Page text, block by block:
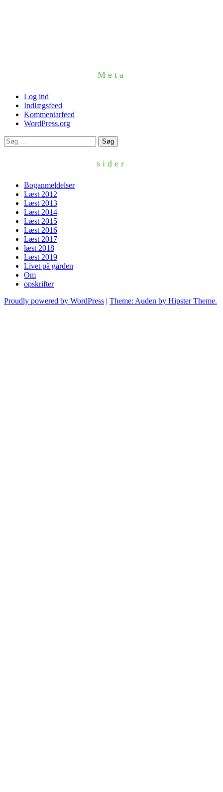
Meta
Log ind
Indlægsfeed
Kommentarfeed
WordPress.org
Søg
efter:
sider
Boganmeldelser
Læst 2012
Læst 2013
Læst 2014
Læst 2015
Læst 2016
Læst 2017
læst 2018
Læst 2019
Livet på gården
Om
opskrifter
Proudly powered by WordPress | Theme: Auden by Hipster Theme.